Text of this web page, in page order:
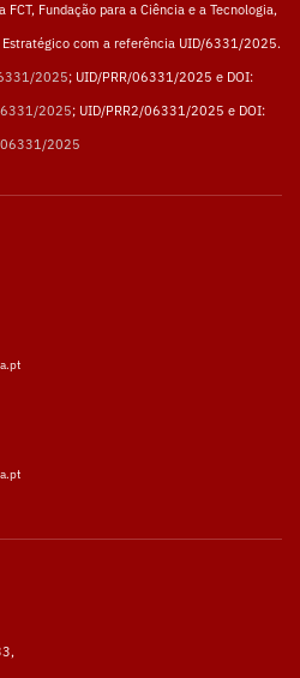
Fundação para a Ciência e a Tecnologia,
com a referência UID/6331/2025.
2025; UID/PRR/06331/2025 e DOI:
2025; UID/PRR2/06331/2025 e DOI:
06331/2025